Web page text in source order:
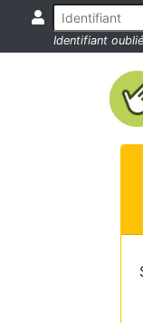
Identifiant oublié